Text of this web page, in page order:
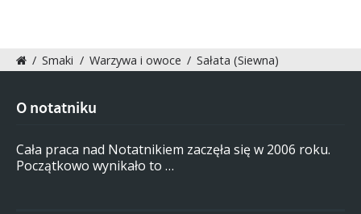
/ Smaki / Warzywa i owoce / Sałata (Siewna)
O notatniku
Cała praca nad Notatnikiem zaczęła się w 2006 roku.
Początkowo wynikało to …